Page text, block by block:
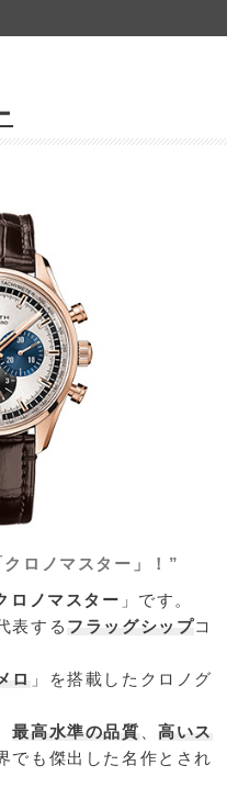
ロノマスター」！”
ロノマスター 」です。
表する フラッグシップコ
ロ 」を搭載したクロノグ
最高水準の品質 、高いス
でも傑出した名作とされ